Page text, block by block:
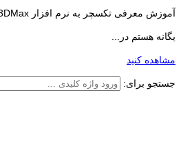
یگانه هستم در...
مشاهده کنید
جستجو برای: